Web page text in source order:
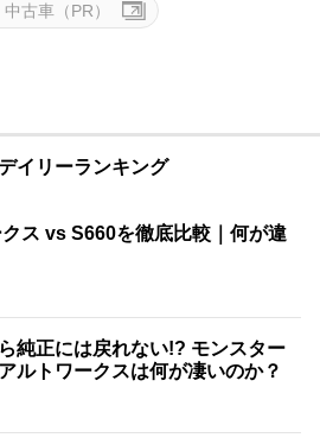
古車（PR）
イリーランキング
ス vs S660を徹底比較｜何が違
純正には戻れない!? モンスター
ルトワークスは何が凄いのか？